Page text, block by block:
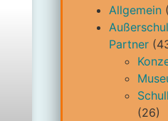
Allgemein
Partner
(26)